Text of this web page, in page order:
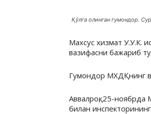
Қўлга олинган гумондор.
Махсус хизмат У.У.К.
вазифасни бажариб
Гумондор МХДҚнинг
Аввалроқ, 25-ноябрда
билан